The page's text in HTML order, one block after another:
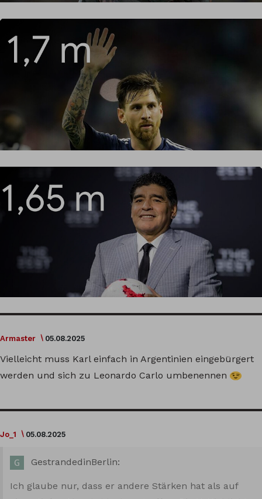
Armaster 05.08.2025
Vielleicht muss Karl einfach in Argentinien eingebürgert
werden und sich zu Leonardo Carlo umbenennen
Jo_1 05.08.2025
GestrandedinBerlin:
Ich glaube nur, dass er andere Stärken hat als auf